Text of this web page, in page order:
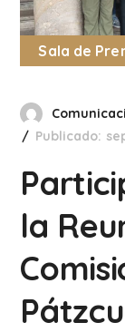
Sala de
Publicado:
la